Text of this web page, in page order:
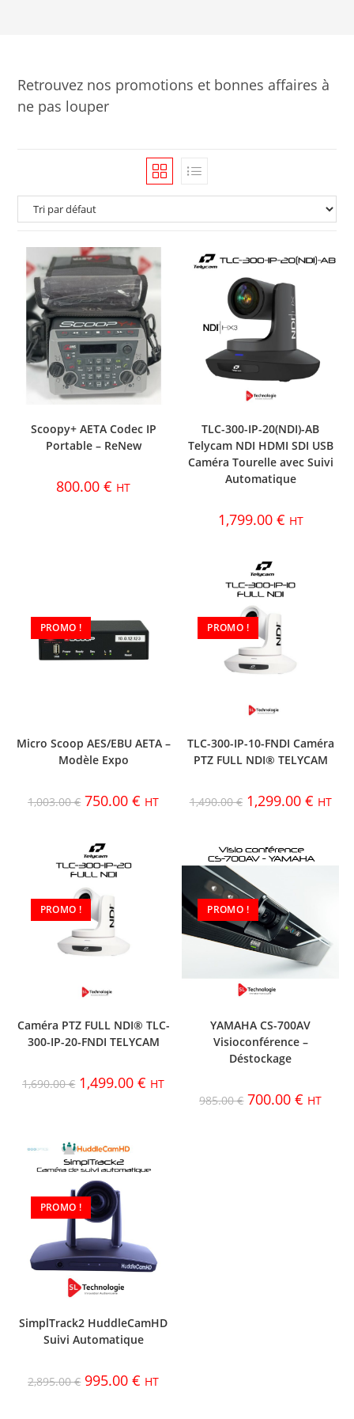
Retrouvez nos promotions et bonnes affaires à
ne pas louper
Scoopy+ AETA Codec IP
Portable – ReNew
800.00€ HT
TLC-300-IP-20(NDI)-AB
Telycam NDI HDMI SDI USB
Caméra Tourelle avec Suivi
Automatique
1,799.00 € HT
PROMO !
Micro Scoop AES/EBU AETA –
Modèle Expo
1,003.00€ 750.00€ HT
PROMO !
TLC-300-IP-10-FNDI Caméra
PTZ FULL NDI® TELYCAM
1,490.00€ 1,299.00 € HT
PROMO !
Caméra PTZ FULL NDI® TLC-
300-IP-20-FNDI TELYCAM
1,690.00€ 1,499.00€ HT
PROMO !
YAMAHA CS-700AV
Visioconférence –
Déstockage
985.00€ 700.00€ HT
PROMO !
SimplTrack2 HuddleCamHD
Suivi Automatique
2,895.00€ 995.00€ HT